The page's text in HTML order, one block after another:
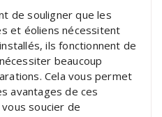
de souligner que les
et éoliens nécessitent
ils fonctionnent de
beaucoup
Cela vous permet
avantages de ces
soucier de